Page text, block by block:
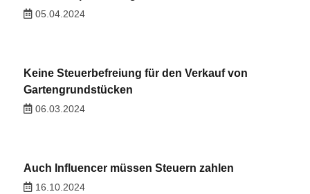
05.04.2024
Keine Steuerbefreiung für den Verkauf von
Gartengrundstücken
06.03.2024
Auch Influencer müssen Steuern zahlen
16.10.2024